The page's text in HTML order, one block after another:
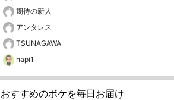
期待の新人
アンタレス
TSUNAGAWA
hapi1
おすすめのボケを毎日お届け